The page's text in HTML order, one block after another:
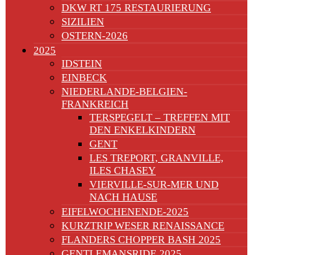
DKW RT 175 RESTAURIERUNG
SIZILIEN
OSTERN-2026
2025
IDSTEIN
EINBECK
NIEDERLANDE-BELGIEN-
FRANKREICH
TERSPEGELT – TREFFEN MIT
DEN ENKELKINDERN
GENT
LES TREPORT, GRANVILLE,
ILES CHASEY
VIERVILLE-SUR-MER UND
NACH HAUSE
EIFELWOCHENENDE-2025
KURZTRIP WESER RENAISSANCE
FLANDERS CHOPPER BASH 2025